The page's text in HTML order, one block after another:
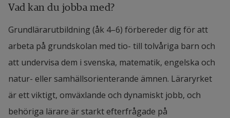
Vad kan du jobba med?
Grundlärarutbildning (åk 4–6) förbereder dig för att
arbeta på grundskolan med tio- till tolvåriga barn och
att undervisa dem i svenska, matematik, engelska och
natur- eller samhällsorienterande ämnen. Läraryrket
är ett viktigt, omväxlande och dynamiskt jobb, och
behöriga lärare är starkt efterfrågade på